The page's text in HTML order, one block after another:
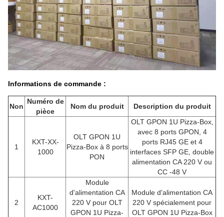
Informations de commande :
Non
Numéro de
pièce
Nom du produit Description du produit
1
KXT-XX-
1000
OLT GPON 1U
Pizza-Box à 8 ports
PON
OLT GPON 1U Pizza-Box,
avec 8 ports GPON, 4
ports RJ45 GE et 4
interfaces SFP GE, double
alimentation CA 220 V ou
CC -48 V
2
KXT-
AC1000
Module
d'alimentation CA
220 V pour OLT
GPON 1U Pizza-
Module d'alimentation CA
220 V spécialement pour
OLT GPON 1U Pizza-Box